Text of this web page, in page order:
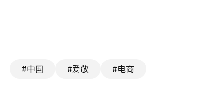
#中国 #爱敬 #电商